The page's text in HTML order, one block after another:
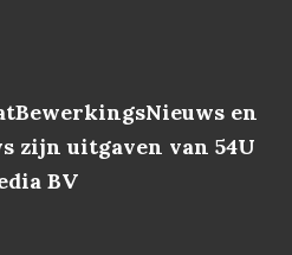
en
zijn uitgaven van 54U
BV